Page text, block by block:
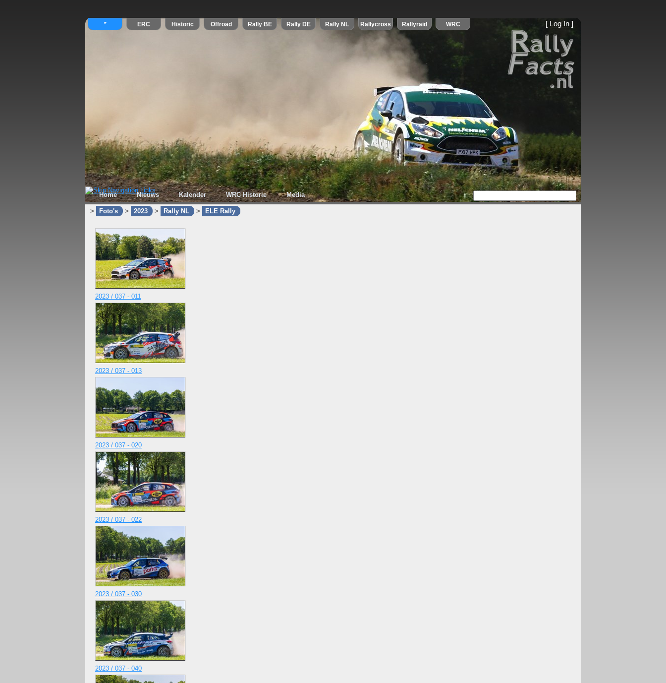
[ Log In ]
Home Nieuws Kalender WRC Historie Media
> Foto's > 2023 > Rally NL > ELE Rally
2023 / 037 - 011
2023 / 037 - 013
2023 / 037 - 020
2023 / 037 - 022
2023 / 037 - 030
2023 / 037 - 040